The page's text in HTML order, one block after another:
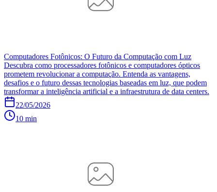
Computadores Fotônicos: O Futuro da Computação com Luz
Descubra como processadores fotônicos e computadores ópticos
prometem revolucionar a computação. Entenda as vantagens,
desafios e o futuro dessas tecnologias baseadas em luz, que podem
transformar a inteligência artificial e a infraestrutura de data centers.
22/05/2026
10 min